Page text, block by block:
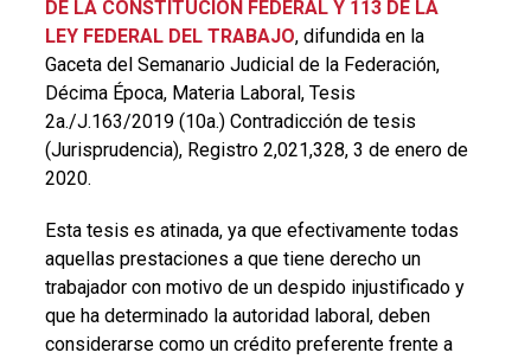
DE LA CONSTITUCIÓN FEDERAL Y 113 DE LA
LEY FEDERAL DEL TRABAJO, difundida en la
Gaceta del Semanario Judicial de la Federación,
Décima Época, Materia Laboral, Tesis
2a./J.163/2019 (10a.) Contradicción de tesis
(Jurisprudencia), Registro 2,021,328, 3 de enero de
2020.
Esta tesis es atinada, ya que efectivamente todas
aquellas prestaciones a que tiene derecho un
trabajador con motivo de un despido injustificado y
que ha determinado la autoridad laboral, deben
considerarse como un crédito preferente frente a